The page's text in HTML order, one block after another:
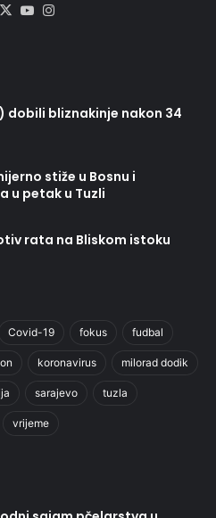
Facebook
X YouTube
dobili bliznakinje nakon 34
stiže u Bosnu i
u petak u Tuzli
rata na Bliskom istoku
Covid-19 fokus fudbal
koronavirus milorad dodik
sarajevo tuzla
vrijeme